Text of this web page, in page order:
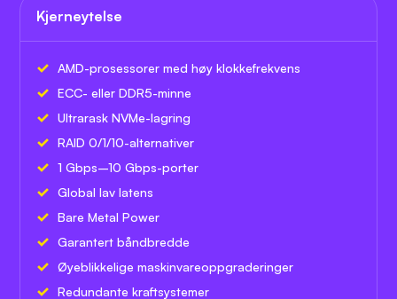
Kjerneytelse
AMD-prosessorer med høy klokkefrekvens
ECC- eller DDR5-minne
Ultrarask NVMe-lagring
RAID 0/1/10-alternativer
1 Gbps–10 Gbps-porter
Global lav latens
Bare Metal Power
Garantert båndbredde
Øyeblikkelige maskinvareoppgraderinger
Redundante kraftsystemer